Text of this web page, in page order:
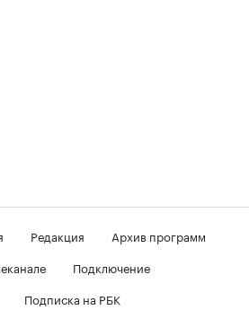
Редакция
Архив программ
Подключение
Подписка на РБК